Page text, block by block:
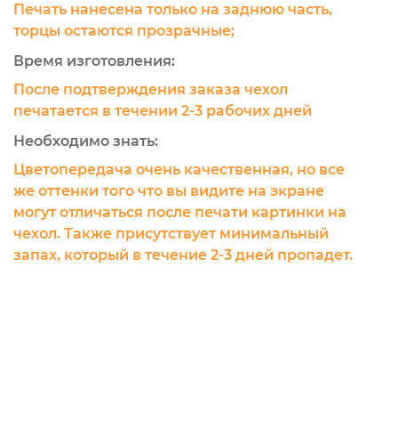
Печать нанесена только на заднюю часть,
торцы остаются прозрачные;
Время изготовления:
После подтверждения заказа чехол
печатается в течении 2-3 рабочих дней
Необходимо знать:
Цветопередача очень качественная, но все
же оттенки того что вы видите на экране
могут отличаться после печати картинки на
чехол. Также присутствует минимальный
запах, который в течение 2-3 дней пропадет.